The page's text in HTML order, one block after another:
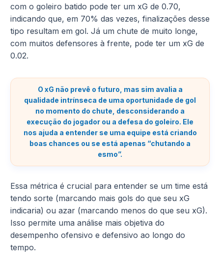
com o goleiro batido pode ter um xG de 0.70,
indicando que, em 70% das vezes, finalizações desse
tipo resultam em gol. Já um chute de muito longe,
com muitos defensores à frente, pode ter um xG de
0.02.
O xG não prevê o futuro , mas sim avalia a
qualidade intrínseca de uma oportunidade de gol
no momento do chute, desconsiderando a
execução do jogador ou a defesa do goleiro. Ele
nos ajuda a entender se uma equipe está criando
boas chances ou se está apenas “chutando a
esmo”.
Essa métrica é crucial para entender se um time está
tendo sorte (marcando mais gols do que seu xG
indicaria) ou azar (marcando menos do que seu xG).
Isso permite uma análise mais objetiva do
desempenho ofensivo e defensivo ao longo do
tempo.